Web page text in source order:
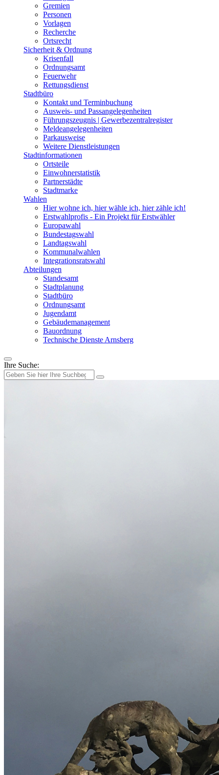
Gremien
Personen
Vorlagen
Recherche
Ortsrecht
Sicherheit & Ordnung
Krisenfall
Ordnungsamt
Feuerwehr
Rettungsdienst
Stadtbüro
Kontakt und Terminbuchung
Ausweis- und Passangelegenheiten
Führungszeugnis | Gewerbezentralregister
Meldeangelegenheiten
Parkausweise
Weitere Dienstleistungen
Stadtinformationen
Ortsteile
Einwohnerstatistik
Partnerstädte
Stadtmarke
Wahlen
Hier wohne ich, hier wähle ich, hier zähle ich!
Erstwahlprofis - Ein Projekt für Erstwähler
Europawahl
Bundestagswahl
Landtagswahl
Kommunalwahlen
Integrationsratswahl
Abteilungen
Standesamt
Stadtplanung
Stadtbüro
Ordnungsamt
Jugendamt
Gebäudemanagement
Bauordnung
Technische Dienste Arnsberg
Ihre Suche: